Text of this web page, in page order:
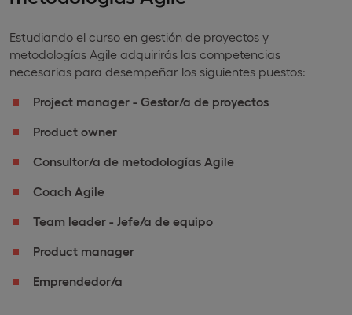
Estudiando el curso en gestión de proyectos y
metodologías Agile adquirirás las competencias
necesarias para desempeñar los siguientes puestos:
Project manager - Gestor/a de proyectos
Product owner
Consultor/a de metodologías Agile
Coach Agile
Team leader - Jefe/a de equipo
Product manager
Emprendedor/a